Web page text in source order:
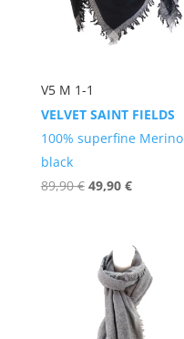
V5 M 1-1
VELVET SAINT FIELDS
100% superfine Merino
black
89,90€ Ursprünglicher
89,90 €
49,90 €Aktueller
49,90 €.